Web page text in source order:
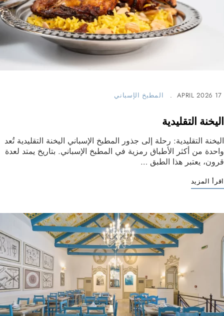
17 APRIL 2026 المطبخ الإسباني
اليخنة التقليدية
اليخنة التقليدية: رحلة إلى جذور المطبخ الإسباني اليخنة التقليدية تُعد
واحدة من أكثر الأطباق رمزية في المطبخ الإسباني. بتاريخ يمتد لعدة
قرون، يعتبر هذا الطبق …
اقرأ المزيد